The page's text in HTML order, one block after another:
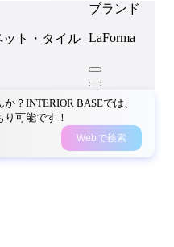
ト・タイル
ブランド
LaForma
？INTERIOR BASEでは、
可能です！
Webで検索